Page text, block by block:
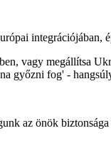
integrációjában,
vagy megállítsa
győzni fog' -
az önök